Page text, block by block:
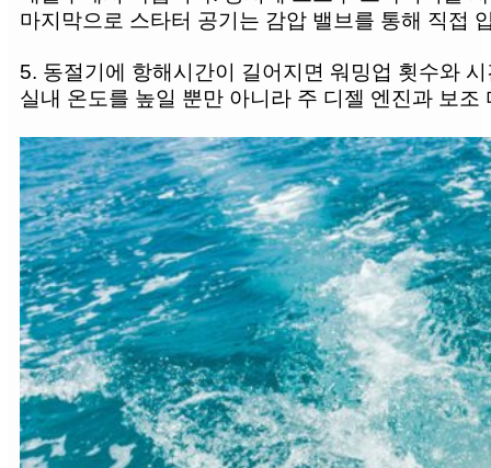
마지막으로 스타터 공기는 감압 밸브를 통해 직접
5. 동절기에 항해시간이 길어지면 워밍업 횟수와
실내 온도를 높일 뿐만 아니라 주 디젤 엔진과 보